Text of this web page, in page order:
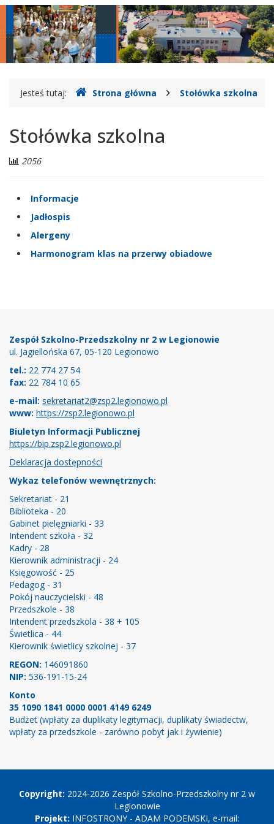
Gdzie
Jesteś tutaj: Strona główna Stołówka szkolna
Stołówka szkolna
Liczba
2056
Informacje
Jadłospis
Alergeny
Harmonogram klas na przerwy obiadowe
Zespół Szkolno-Przedszkolny nr 2 w Legionowie
ul. Jagiellońska 67, 05-120 Legionowo
tel.: 22 774 27 54
fax: 22 784 10 65
e-mail: sekretariat2@zsp2.legionowo.pl
www: https://zsp2.legionowo.pl
Biuletyn Informacji Publicznej
https://bip.zsp2.legionowo.pl
Deklaracja dostępności
Wykaz telefonów wewnętrznych:
Sekretariat - 21
Biblioteka - 20
Gabinet pielęgniarki - 33
Intendent szkoła - 32
Kadry - 28
Kierownik administracji - 24
Księgowość - 25
Pedagog - 31
Pokój nauczycielski - 48
Przedszkole - 38
Intendent przedszkola - 38 + 105
Świetlica - 44
Kierownik świetlicy szkolnej - 37
REGON: 146091860
NIP: 536-191-15-24
Konto
35 1090 1841 0000 0001 4149 6249
Budżet (wpłaty za duplikaty legitymacji, duplikaty świadectw,
wpłaty za przedszkole - zarówno pobyt jak i żywienie)
Copyright
Copyright: 2024-2026 Zespół Szkolno-Przedszkolny nr 2 w
Legionowie
Projekt: INFOSTRONY - ADAM PODEMSKI, e-mail: